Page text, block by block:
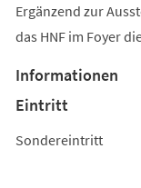
Ergänzend zur
das HNF im Foyer
Informationen
Eintritt
Sondereintritt